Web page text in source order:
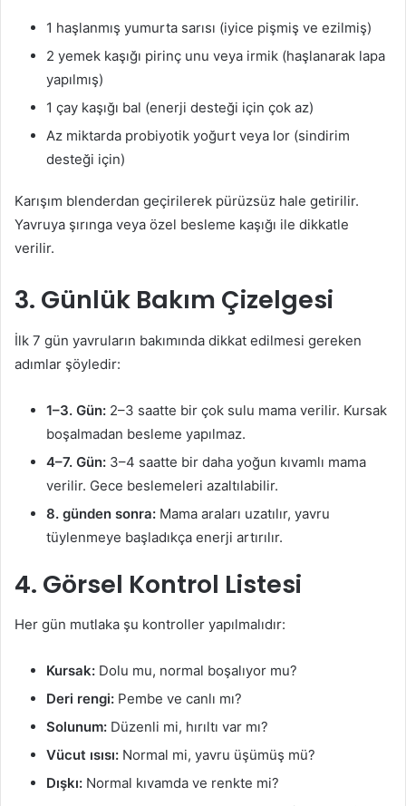
1 haşlanmış yumurta sarısı (iyice pişmiş ve ezilmiş)
2 yemek kaşığı pirinç unu veya irmik (haşlanarak lapa
yapılmış)
1 çay kaşığı bal (enerji desteği için çok az)
Az miktarda probiyotik yoğurt veya lor (sindirim
desteği için)
Karışım blenderdan geçirilerek pürüzsüz hale getirilir.
Yavruya şırınga veya özel besleme kaşığı ile dikkatle
verilir.
3. Günlük Bakım Çizelgesi
İlk 7 gün yavruların bakımında dikkat edilmesi gereken
adımlar şöyledir:
1–3. Gün: 2–3 saatte bir çok sulu mama verilir. Kursak
boşalmadan besleme yapılmaz.
4–7. Gün: 3–4 saatte bir daha yoğun kıvamlı mama
verilir. Gece beslemeleri azaltılabilir.
8. günden sonra: Mama araları uzatılır, yavru
tüylenmeye başladıkça enerji artırılır.
4. Görsel Kontrol Listesi
Her gün mutlaka şu kontroller yapılmalıdır:
Kursak: Dolu mu, normal boşalıyor mu?
Deri rengi: Pembe ve canlı mı?
Solunum: Düzenli mi, hırıltı var mı?
Vücut ısısı: Normal mi, yavru üşümüş mü?
Dışkı: Normal kıvamda ve renkte mi?